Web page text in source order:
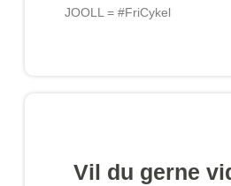
JOOLL = #FriCykel​
Vil du gerne